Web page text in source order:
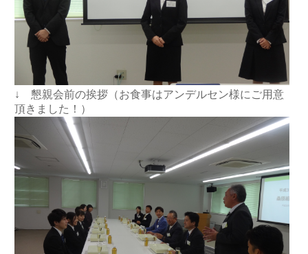
↓ 懇親会前の挨拶（お食事はアンデルセン様にご用意
頂きました！）